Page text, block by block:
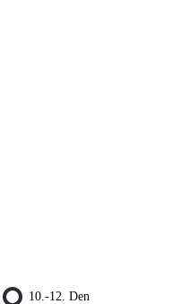
10.-12. Den